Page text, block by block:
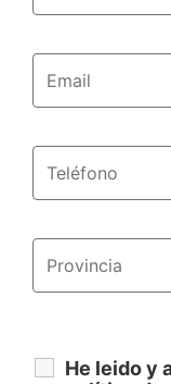
He leido y